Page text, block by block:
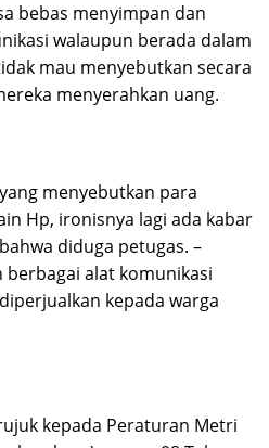
bebas menyimpan dan
walaupun berada dalam
mau menyebutkan secara
menyerahkan uang.
menyebutkan para
Hp, ironisnya lagi ada kabar
diduga petugas. –
berbagai alat komunikasi
kepada warga
kepada Peraturan Metri